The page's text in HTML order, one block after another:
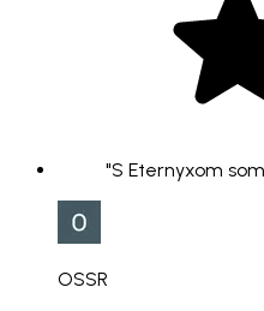
"S Eternyxom
OSSR